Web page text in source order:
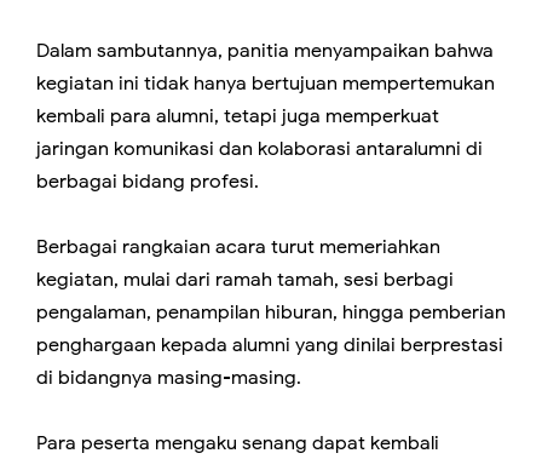
Dalam sambutannya, panitia menyampaikan bahwa
kegiatan ini tidak hanya bertujuan mempertemukan
kembali para alumni, tetapi juga memperkuat
jaringan komunikasi dan kolaborasi antaralumni di
berbagai bidang profesi.
Berbagai rangkaian acara turut memeriahkan
kegiatan, mulai dari ramah tamah, sesi berbagi
pengalaman, penampilan hiburan, hingga pemberian
penghargaan kepada alumni yang dinilai berprestasi
di bidangnya masing-masing.
Para peserta mengaku senang dapat kembali